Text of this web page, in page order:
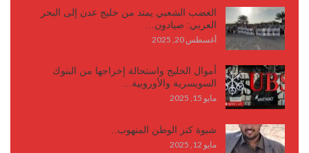
الغضب الشعبي يمتد من خليج عدن إلى البحر
العربي: صيادون…
أغسطس 20, 2025
أموال الخليج واستحالة إخراجها من البنوك
السويسرية والأوروبية…
مايو 15, 2025
شبوة كنز الوطن المنهوب..
مايو 12, 2025